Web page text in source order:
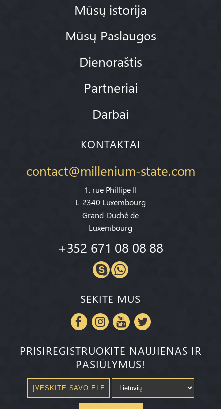
Mūsų istorija
Mūsų Paslaugos
Dienoraštis
Partneriai
Darbai
KONTAKTAI
contact@millenium-state.com
1. rue Phillipe II
L-2340 Luxembourg
Grand-Duché de
Luxembourg
+352 671 08 08 88
SEKITE MUS
PRISIREGISTRUOKITE NAUJIENAS IR
PASIŪLYMUS!